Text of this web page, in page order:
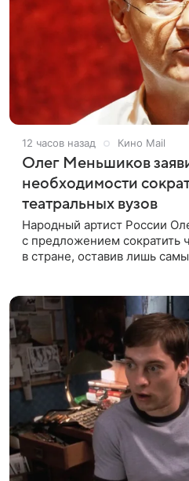
12 часов назад Кино Mail
Олег Меньшиков
необходимости
театральных вузов
Народный артист России
с предложением сократить
в стране, оставив лишь